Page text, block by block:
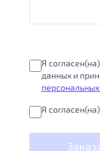
Я
данных и
Я